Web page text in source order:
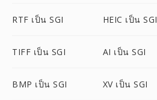
RTF เป็น SGI HEIC เป็น SGI
TIFF เป็น SGI AI เป็น SGI
BMP เป็น SGI XV เป็น SGI